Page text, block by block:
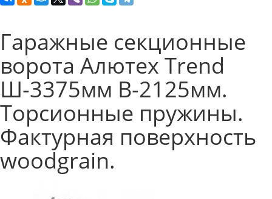
Гаражные секционные
ворота Алютех Trend
Ш-3375мм В-2125мм.
Торсионные пружины.
Фактурная поверхность
woodgrain.